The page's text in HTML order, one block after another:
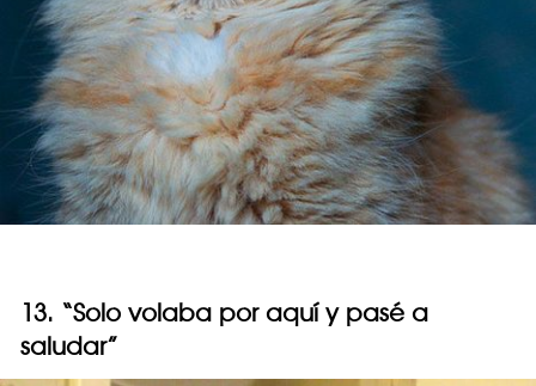
13. “Solo volaba por aquí y pasé a
saludar”